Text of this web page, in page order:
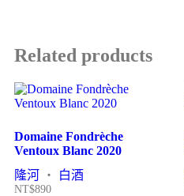
Related products
Domaine Fondrèche
Ventoux Blanc 2020
隆河 ・ 白酒
NT$890